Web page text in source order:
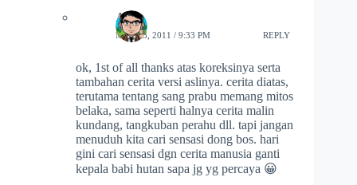
Asn
MAY 23, 2011 / 9:33 PM REPLY
ok, 1st of all thanks atas koreksinya serta
tambahan cerita versi aslinya. cerita diatas,
terutama tentang sang prabu memang mitos
belaka, sama seperti halnya cerita malin
kundang, tangkuban perahu dll. tapi jangan
menuduh kita cari sensasi dong bos. hari
gini cari sensasi dgn cerita manusia ganti
kepala babi hutan sapa jg yg percaya 😀